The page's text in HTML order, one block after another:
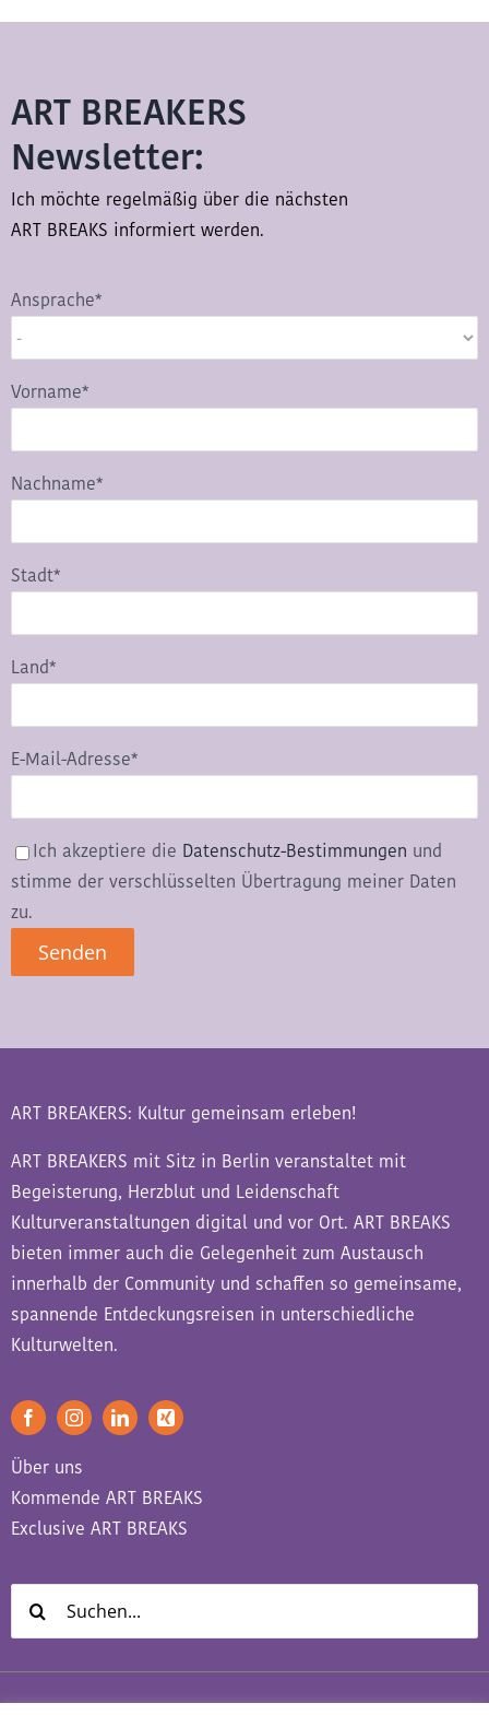
ART BREAKERS
Newsletter:
Ich möchte regelmäßig über die nächsten
ART BREAKS informiert werden.
Ansprache*
Vorname*
Nachname*
Stadt*
Land*
E-Mail-Adresse*
Ich akzeptiere die Datenschutz-Bestimmungen und
stimme der verschlüsselten Übertragung meiner Daten
zu.
ART BREAKERS: Kultur gemeinsam erleben!
ART BREAKERS mit Sitz in Berlin veranstaltet mit
Begeisterung, Herzblut und Leidenschaft
Kulturveranstaltungen digital und vor Ort. ART BREAKS
bieten immer auch die Gelegenheit zum Austausch
innerhalb der Community und schaffen so gemeinsame,
spannende Entdeckungsreisen in unterschiedliche
Kulturwelten.
Über uns
Kommende ART BREAKS
Exclusive ART BREAKS
Suche
nach: